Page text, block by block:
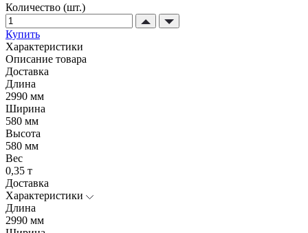
Количество (шт.)
Купить
Характеристики
Описание товара
Доставка
Длина
2990 мм
Ширина
580 мм
Высота
580 мм
Вес
0,35 т
Доставка
Характеристики
Длина
2990 мм